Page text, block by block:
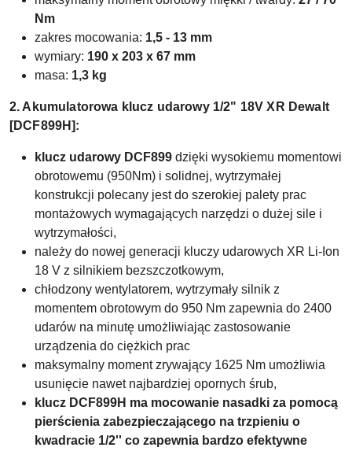
Nm
zakres mocowania: 1,5 - 13 mm
wymiary: 190 x 203 x 67 mm
masa: 1,3 kg
2. Akumulatorowa klucz udarowy 1/2" 18V XR Dewalt
[DCF899H]:
klucz udarowy DCF899 dzięki wysokiemu momentowi
obrotowemu (950Nm) i solidnej, wytrzymałej
konstrukcji polecany jest do szerokiej palety prac
montażowych wymagających narzędzi o dużej sile i
wytrzymałości,
należy do nowej generacji kluczy udarowych XR Li-Ion
18 V z silnikiem bezszczotkowym,
chłodzony wentylatorem, wytrzymały silnik z
momentem obrotowym do 950 Nm zapewnia do 2400
udarów na minutę umożliwiając zastosowanie
urządzenia do ciężkich prac
maksymalny moment zrywający 1625 Nm umożliwia
usunięcie nawet najbardziej opornych śrub,
klucz DCF899H ma mocowanie nasadki za pomocą
pierścienia zabezpieczającego na trzpieniu o
kwadracie 1/2'' co zapewnia bardzo efektywne